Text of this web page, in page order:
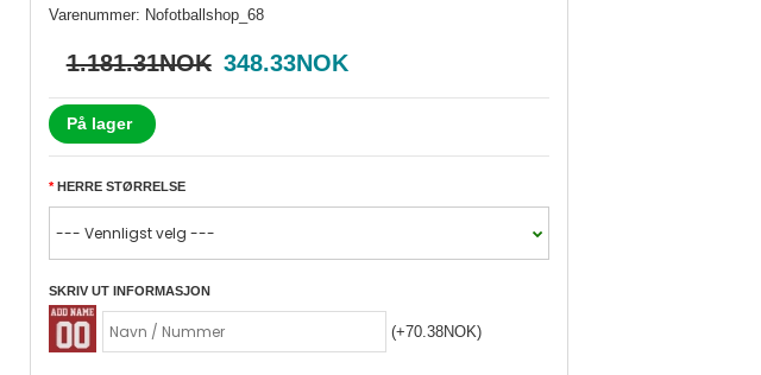
Varenummer: Nofotballshop_68
1.181.31NOK 348.33NOK
På lager
HERRE STØRRELSE
SKRIV UT INFORMASJON
(+70.38NOK)